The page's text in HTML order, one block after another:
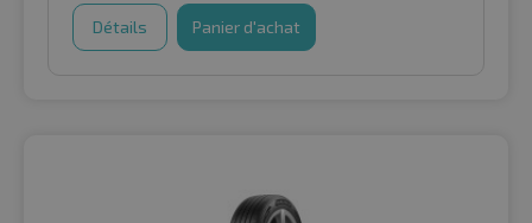
Détails Panier d'achat